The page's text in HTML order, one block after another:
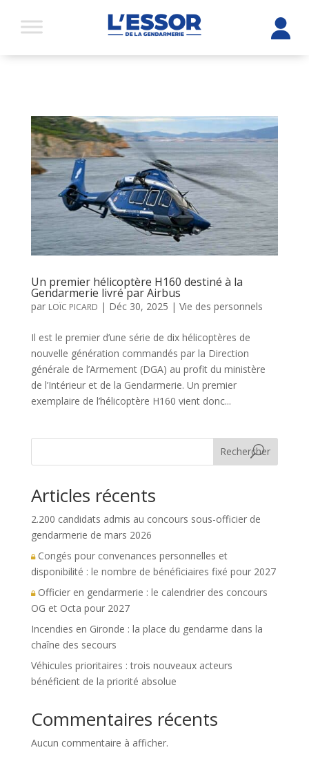
Un premier hélicoptère H160 destiné à la
Gendarmerie livré par Airbus
par LOÏC PICARD | Déc 30, 2025 | Vie des personnels
Il est le premier d’une série de dix hélicoptères de
nouvelle génération commandés par la Direction
générale de l’Armement (DGA) au profit du ministère
de l’Intérieur et de la Gendarmerie. Un premier
exemplaire de l’hélicoptère H160 vient donc...
Rechercher
Articles récents
2.200 candidats admis au concours sous-officier de
gendarmerie de mars 2026
Congés pour convenances personnelles et
disponibilité : le nombre de bénéficiaires fixé pour 2027
Officier en gendarmerie : le calendrier des concours
OG et Octa pour 2027
Incendies en Gironde : la place du gendarme dans la
chaîne des secours
Véhicules prioritaires : trois nouveaux acteurs
bénéficient de la priorité absolue
Commentaires récents
Aucun commentaire à afficher.